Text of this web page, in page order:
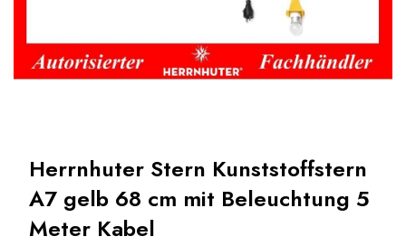
Herrnhuter Stern Kunststoffstern
A7 gelb 68 cm mit Beleuchtung 5
Meter Kabel